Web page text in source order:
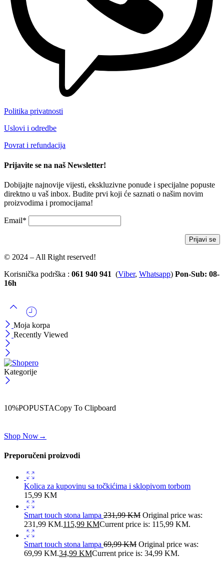
Politika privatnosti
Uslovi i odredbe
Povrat i refundacija
Prijavite se na naš Newsletter!
Dobijajte najnovije vijesti, ekskluzivne ponude i specijalne popuste
direktno u vaš inbox. Budite prvi koji će saznati o našim novim
proizvodima i promocijama!
Email*
© 2024 – All Right reserved!
Korisnička podrška : 061 940 941 (Viber, Whatsapp) Pon-Sub: 08-
16h
Moja korpa
Recently Viewed
Kategorije
10%POPUSTACopy To Clipboard
Shop Now→
Preporučeni proizvodi
Kolica za kupovinu sa točkićima i sklopivom torbom
15,99 KM
Smart touch stona lampa 231,99KM Original price was:
231,99 KM.115,99 KMCurrent price is: 115,99 KM.
Smart touch stona lampa 69,99KM Original price was:
69,99 KM.34,99 KMCurrent price is: 34,99 KM.